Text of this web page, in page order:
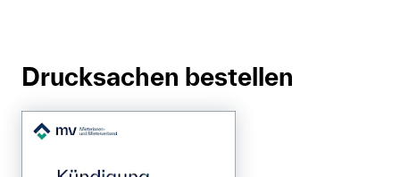
Drucksachen bestellen